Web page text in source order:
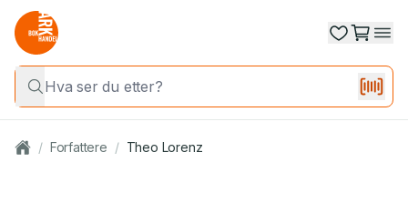
/ Forfattere / Theo Lorenz